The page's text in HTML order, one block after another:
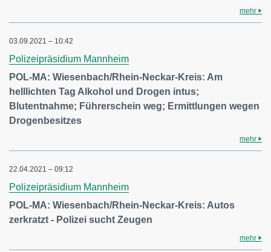
mehr
03.09.2021 – 10:42
Polizeipräsidium Mannheim
POL-MA: Wiesenbach/Rhein-Neckar-Kreis: Am
helllichten Tag Alkohol und Drogen intus;
Blutentnahme; Führerschein weg; Ermittlungen wegen
Drogenbesitzes
mehr
22.04.2021 – 09:12
Polizeipräsidium Mannheim
POL-MA: Wiesenbach/Rhein-Neckar-Kreis: Autos
zerkratzt - Polizei sucht Zeugen
mehr